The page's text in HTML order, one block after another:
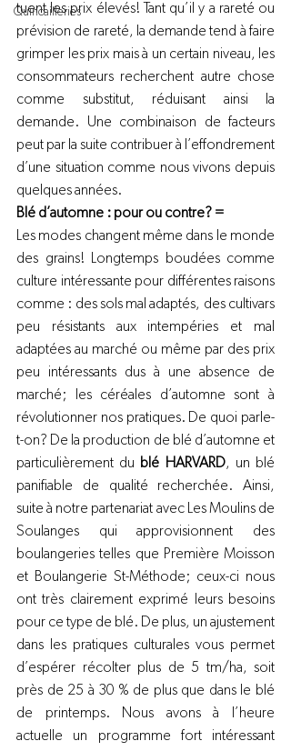
Quincailleries
tuent les prix élevés! Tant qu’il y a rareté ou
prévision de rareté, la demande tend à faire
grimper les prix mais à un certain niveau, les
consommateurs recherchent autre chose
comme substitut, réduisant ainsi la
demande. Une combinaison de facteurs
peut par la suite contribuer à l’effondrement
d’une situation comme nous vivons depuis
quelques années.
Blé d’automne : pour ou contre? =
Les modes changent même dans le monde
des grains! Longtemps boudées comme
culture intéressante pour différentes raisons
comme : des sols mal adaptés, des cultivars
peu résistants aux intempéries et mal
adaptées au marché ou même par des prix
peu intéressants dus à une absence de
marché; les céréales d’automne sont à
révolutionner nos pratiques. De quoi parle-
t-on? De la production de blé d’automne et
particulièrement du blé HARVARD, un blé
panifiable de qualité recherchée. Ainsi,
suite à notre partenariat avec Les Moulins de
Soulanges qui approvisionnent des
boulangeries telles que Première Moisson
et Boulangerie St-Méthode; ceux-ci nous
ont très clairement exprimé leurs besoins
pour ce type de blé. De plus, un ajustement
dans les pratiques culturales vous permet
d’espérer récolter plus de 5 tm/ha, soit
près de 25 à 30 % de plus que dans le blé
de printemps. Nous avons à l’heure
actuelle un programme fort intéressant